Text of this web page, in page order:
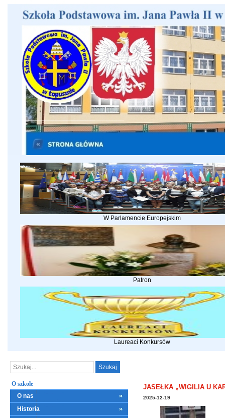
W Parlamencie Europejskim
Patron
Laureaci Konkursów
O szkole
O nas
Historia
JASEŁKA „WIGILIA U
2025-12-19